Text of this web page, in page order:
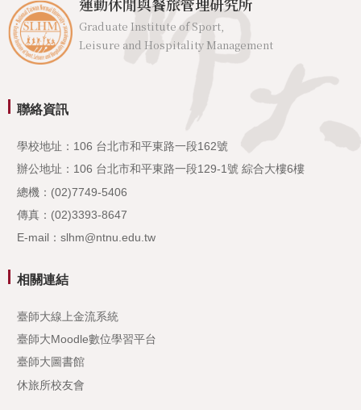
Graduate Institute of Sport,
Leisure and Hospitality Management
聯絡資訊
學校地址：106 台北市和平東路一段162號
辦公地址：106 台北市和平東路一段129-1號 綜合大樓6樓
總機：(02)7749-5406
傳真：(02)3393-8647
E-mail：slhm@ntnu.edu.tw
相關連結
臺師大線上金流系統
臺師大Moodle數位學習平台
臺師大圖書館
休旅所校友會